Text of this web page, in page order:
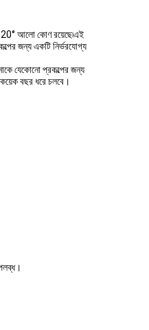
আলো কোণ রয়েছে৷এই
জন্য একটি নির্ভরযোগ্য
যেকোনো প্রকল্পের জন্য
বছর ধরে চলবে।